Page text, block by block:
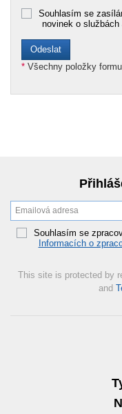
Souhlasím se
novinek o službách
* Všechny položky
Souhlasím se
Informacích o
This site is protected by
and